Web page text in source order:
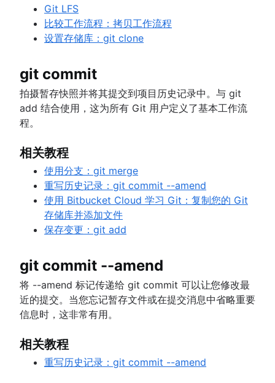
Git LFS
比较工作流程：拷贝工作流程
设置存储库：git clone
git commit
拍摄暂存快照并将其提交到项目历史记录中。与 git
add 结合使用，这为所有 Git 用户定义了基本工作流
程。
相关教程
使用分支：git merge
重写历史记录：git commit --amend
使用 Bitbucket Cloud 学习 Git：复制您的 Git
存储库并添加文件
保存变更：git add
git commit --amend
将 --amend 标记传递给 git commit 可以让您修改最
近的提交。当您忘记暂存文件或在提交消息中省略重要
信息时，这非常有用。
相关教程
重写历史记录：git commit --amend